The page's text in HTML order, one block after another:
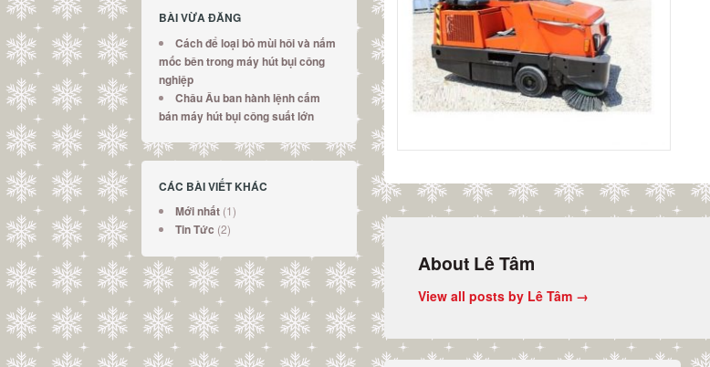
About Lê Tâm
View all posts by Lê Tâm →
BÀI VỪA ĐĂNG
Cách để loại bỏ mùi hôi và nấm
mốc bên trong máy hút bụi công
nghiệp
Châu Âu ban hành lệnh cấm
bán máy hút bụi công suất lớn
CÁC BÀI VIẾT KHÁC
Mới nhất (1)
Tin Tức (2)